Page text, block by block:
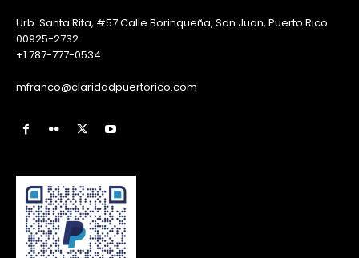
Urb. Santa Rita, #57 Calle Borinqueña, San Juan, Puerto Rico
00925-2732
+1 787-777-0534
mfranco@claridadpuertorico.com